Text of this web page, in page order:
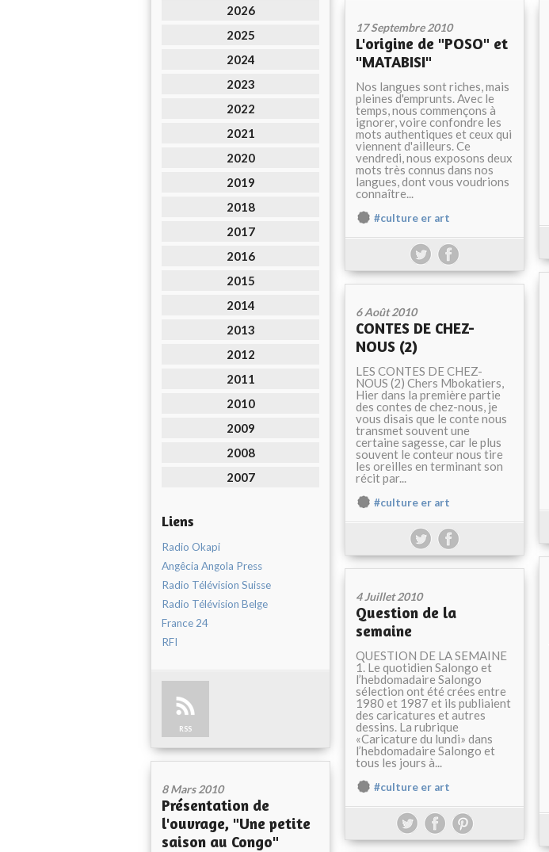
2026
2025
2024
2023
2022
2021
2020
2019
2018
2017
2016
2015
2014
2013
2012
2011
2010
2009
2008
2007
Liens
Radio Okapi
Angêcia Angola Press
Radio Télévision Suisse
Radio Télévision Belge
France 24
RFI
RSS
17 Septembre 2010
L'origine de "POSO" et
"MATABISI"
Nos langues sont riches, mais
pleines d'emprunts. Avec le
temps, nous commençons à
ignorer, voire confondre les
mots authentiques et ceux qui
viennent d'ailleurs. Ce
vendredi, nous exposons deux
mots très connus dans nos
langues, dont vous voudrions
connaître...
#culture er art
6 Août 2010
CONTES DE CHEZ-
NOUS (2)
LES CONTES DE CHEZ-
NOUS (2) Chers Mbokatiers,
Hier dans la première partie
des contes de chez-nous, je
vous disais que le conte nous
transmet souvent une
certaine sagesse, car le plus
souvent le conteur nous tire
les oreilles en terminant son
récit par...
#culture er art
4 Juillet 2010
Question de la
semaine
QUESTION DE LA SEMAINE
1. Le quotidien Salongo et
l’hebdomadaire Salongo
sélection ont été crées entre
1980 et 1987 et ils publiaient
des caricatures et autres
dessins. La rubrique
«Caricature du lundi» dans
l’hebdomadaire Salongo et
tous les jours à...
#culture er art
8 Mars 2010
Présentation de
l'ouvrage, "Une petite
saison au Congo"